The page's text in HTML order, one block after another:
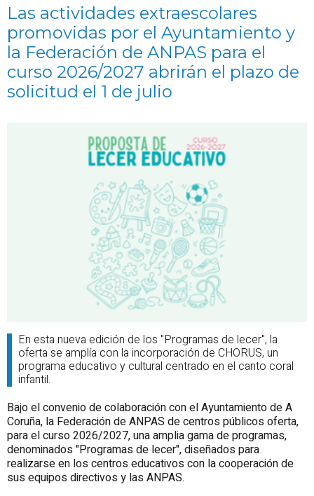
Las actividades extraescolares
promovidas por el Ayuntamiento y
la Federación de ANPAS para el
curso 2026/2027 abrirán el plazo de
solicitud el 1 de julio
En esta nueva edición de los "Programas de lecer", la
oferta se amplía con la incorporación de CHORUS, un
programa educativo y cultural centrado en el canto coral
infantil.
Bajo el convenio de colaboración con el Ayuntamiento de A
Coruña, la Federación de ANPAS de centros públicos oferta,
para el curso 2026/2027, una amplia gama de programas,
denominados "Programas de lecer", diseñados para
realizarse en los centros educativos con la cooperación de
sus equipos directivos y las ANPAS.